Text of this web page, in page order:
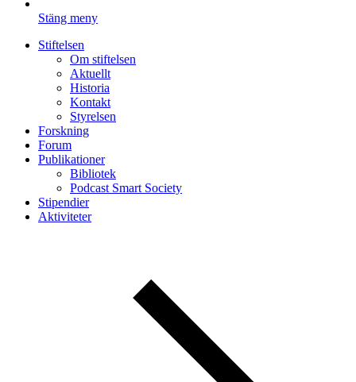
Stäng meny
Stiftelsen
Om stiftelsen
Aktuellt
Historia
Kontakt
Styrelsen
Forskning
Forum
Publikationer
Bibliotek
Podcast Smart Society
Stipendier
Aktiviteter